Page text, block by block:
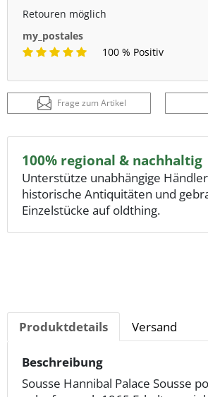
Retouren möglich
my_postales
100 % Positiv
Frage zum Artikel
100% regional & nachhaltig
Unterstütze unabhängige
historische Antiquitäten und
Einzelstücke auf oldthing.
Produktdetails Versand
Beschreibung
Sousse Hannibal Palace Sousse